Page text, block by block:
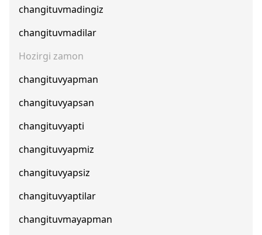
changituvmadingiz
changituvmadilar
Hozirgi zamon
changituvyapman
changituvyapsan
changituvyapti
changituvyapmiz
changituvyapsiz
changituvyaptilar
changituvmayapman